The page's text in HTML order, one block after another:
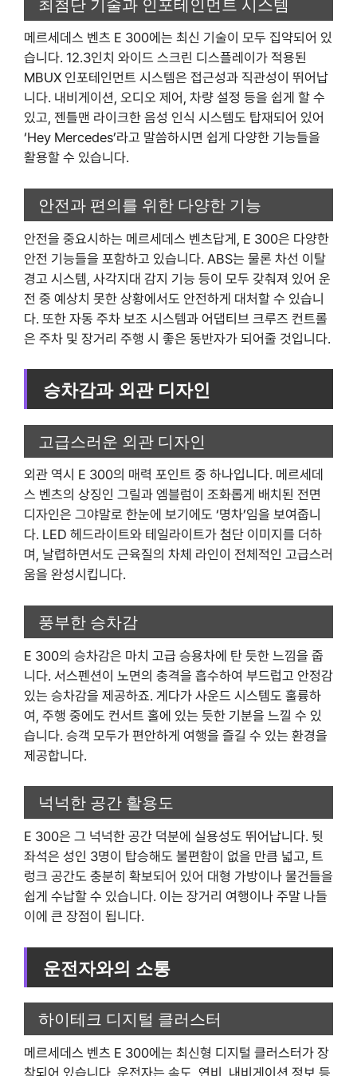
메르세데스 벤츠 E 300에는 최신 기술이 모두 집약되어 있
습니다. 12.3인치 와이드 스크린 디스플레이가 적용된
MBUX 인포테인먼트 시스템은 접근성과 직관성이 뛰어납
니다. 내비게이션, 오디오 제어, 차량 설정 등을 쉽게 할 수
있고, 젠틀맨 라이크한 음성 인식 시스템도 탑재되어 있어
‘Hey Mercedes’라고 말씀하시면 쉽게 다양한 기능들을
활용할 수 있습니다.
안전과 편의를 위한 다양한 기능
안전을 중요시하는 메르세데스 벤츠답게, E 300은 다양한
안전 기능들을 포함하고 있습니다. ABS는 물론 차선 이탈
경고 시스템, 사각지대 감지 기능 등이 모두 갖춰져 있어 운
전 중 예상치 못한 상황에서도 안전하게 대처할 수 있습니
다. 또한 자동 주차 보조 시스템과 어댑티브 크루즈 컨트롤
은 주차 및 장거리 주행 시 좋은 동반자가 되어줄 것입니다.
승차감과 외관 디자인
고급스러운 외관 디자인
외관 역시 E 300의 매력 포인트 중 하나입니다. 메르세데
스 벤츠의 상징인 그릴과 엠블럼이 조화롭게 배치된 전면
디자인은 그야말로 한눈에 보기에도 ‘명차’임을 보여줍니
다. LED 헤드라이트와 테일라이트가 첨단 이미지를 더하
며, 날렵하면서도 근육질의 차체 라인이 전체적인 고급스러
움을 완성시킵니다.
풍부한 승차감
E 300의 승차감은 마치 고급 승용차에 탄 듯한 느낌을 줍
니다. 서스펜션이 노면의 충격을 흡수하여 부드럽고 안정감
있는 승차감을 제공하죠. 게다가 사운드 시스템도 훌륭하
여, 주행 중에도 컨서트 홀에 있는 듯한 기분을 느낄 수 있
습니다. 승객 모두가 편안하게 여행을 즐길 수 있는 환경을
제공합니다.
넉넉한 공간 활용도
E 300은 그 넉넉한 공간 덕분에 실용성도 뛰어납니다. 뒷
좌석은 성인 3명이 탑승해도 불편함이 없을 만큼 넓고, 트
렁크 공간도 충분히 확보되어 있어 대형 가방이나 물건들을
쉽게 수납할 수 있습니다. 이는 장거리 여행이나 주말 나들
이에 큰 장점이 됩니다.
운전자와의 소통
하이테크 디지털 클러스터
메르세데스 벤츠 E 300에는 최신형 디지털 클러스터가 장
착되어 있습니다. 운전자는 속도, 연비, 내비게이션 정보 등